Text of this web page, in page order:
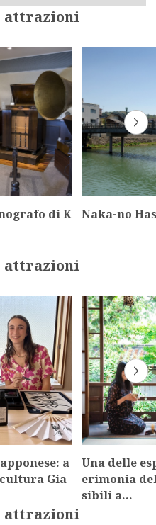
attrazioni
di K
Naka-no
attrazioni
a
Gia
Una delle
erimonia
sibili a…
attrazioni